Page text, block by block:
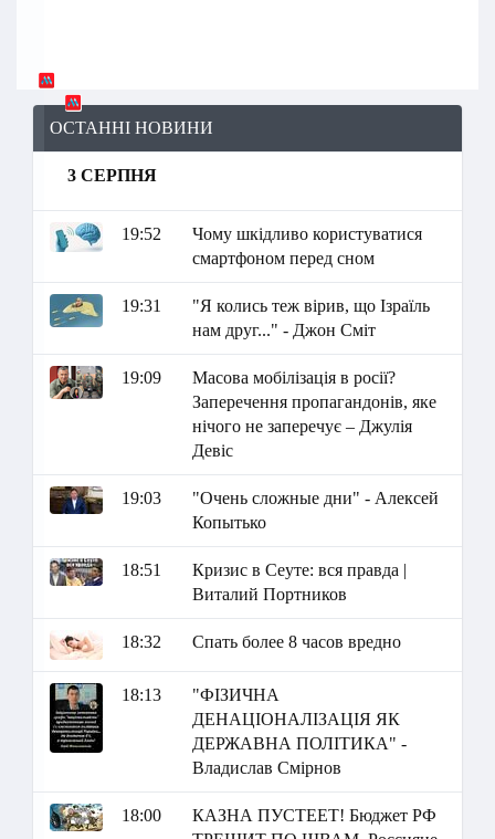
ОСТАННІ НОВИНИ
3 СЕРПНЯ
19:52
Чому шкідливо користуватися
смартфоном перед сном
19:31
"Я колись теж вірив, що Ізраїль
нам друг..." - Джон Сміт
19:09
Масова мобілізація в росії?
Заперечення пропагандонів, яке
нічого не заперечує – Джулія
Девіс
19:03
"Очень сложные дни" - Алексей
Копытько
18:51
Кризис в Сеуте: вся правда |
Виталий Портников
18:32 Спать более 8 часов вредно
18:13
"ФІЗИЧНА
ДЕНАЦІОНАЛІЗАЦІЯ ЯК
ДЕРЖАВНА ПОЛІТИКА" -
Владислав Смірнов
18:00
КАЗНА ПУСТЕЕТ! Бюджет РФ